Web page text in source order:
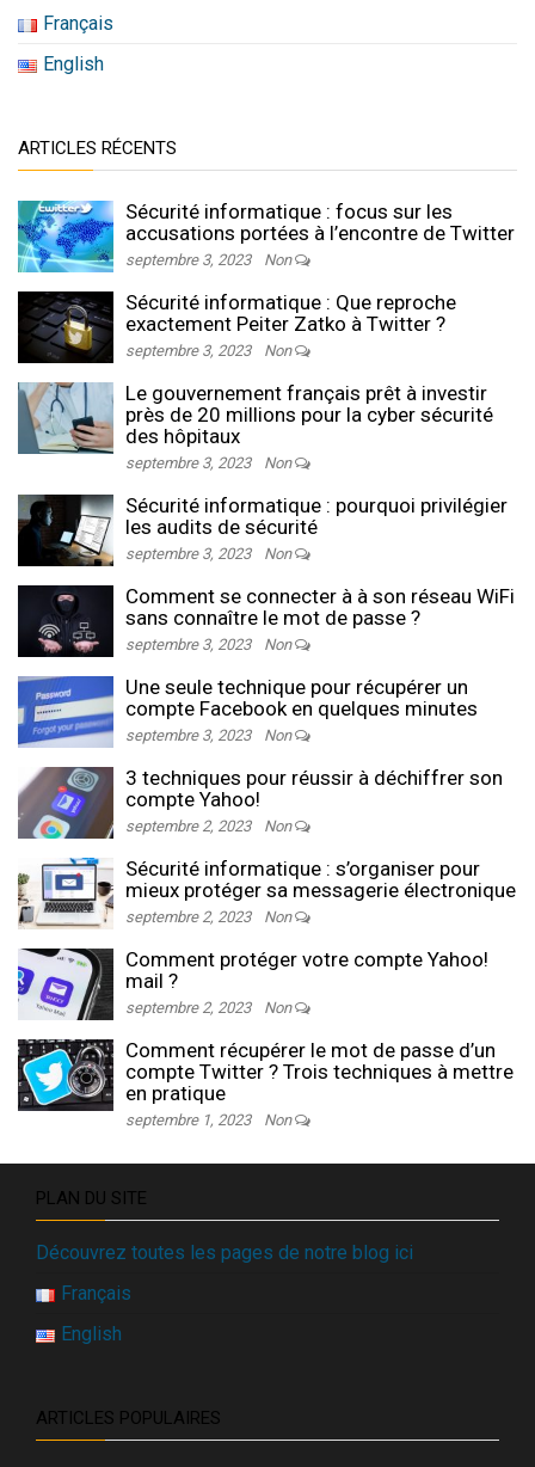
Français
English
ARTICLES RÉCENTS
Sécurité informatique : focus sur les
accusations portées à l’encontre de Twitter
septembre 3, 2023 Non
Sécurité informatique : Que reproche
exactement Peiter Zatko à Twitter ?
septembre 3, 2023 Non
Le gouvernement français prêt à investir
près de 20 millions pour la cyber sécurité
des hôpitaux
septembre 3, 2023 Non
Sécurité informatique : pourquoi privilégier
les audits de sécurité
septembre 3, 2023 Non
Comment se connecter à à son réseau WiFi
sans connaître le mot de passe ?
septembre 3, 2023 Non
Une seule technique pour récupérer un
compte Facebook en quelques minutes
septembre 3, 2023 Non
3 techniques pour réussir à déchiffrer son
compte Yahoo!
septembre 2, 2023 Non
Sécurité informatique : s’organiser pour
mieux protéger sa messagerie électronique
septembre 2, 2023 Non
Comment protéger votre compte Yahoo!
mail ?
septembre 2, 2023 Non
Comment récupérer le mot de passe d’un
compte Twitter ? Trois techniques à mettre
en pratique
septembre 1, 2023 Non
PLAN DU SITE
Découvrez toutes les pages de notre blog ici
Français
English
ARTICLES POPULAIRES